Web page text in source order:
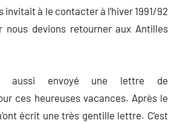
invitait à le contacter à l’hiver 1991/92
nous devions retourner aux Antilles
aussi envoyé une lettre de
ces heureuses vacances. Après le
écrit une très gentille lettre. C’est